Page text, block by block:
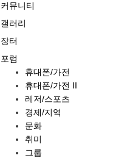
커뮤니티
갤러리
장터
포럼
휴대폰/가전
휴대폰/가전 II
레저/스포츠
경제/지역
문화
취미
그룹